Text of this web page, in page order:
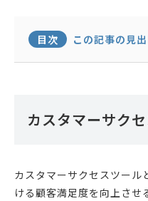
本法人社長。そ
（株）にてCEO
コンサルティン
援。B to B およ
目次 この記事の見
カスタマーサク
カスタマーサクセスツール
ける顧客満足度を向上させ